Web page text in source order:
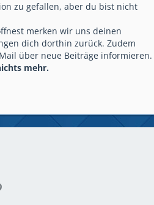
zu gefallen, aber du bist nicht
merken wir uns deinen
dich dorthin zurück. Zudem
über neue Beiträge informieren.
mehr.